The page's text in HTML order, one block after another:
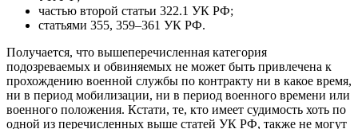
частью второй статьи 322.1 УК РФ;
статьями 355, 359–361 УК РФ.
Получается, что вышеперечисленная категория
подозреваемых и обвиняемых не может быть привлечена к
прохождению военной службы по контракту ни в какое время,
ни в период мобилизации, ни в период военного времени или
военного положения. Кстати, те, кто имеет судимость хоть по
одной из перечисленных выше статей УК РФ, также не могут